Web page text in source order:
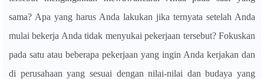
sama? Apa yang harus Anda lakukan jika ternyata setelah Anda
mulai bekerja Anda tidak menyukai pekerjaan tersebut? Fokuskan
pada satu atau beberapa pekerjaan yang ingin Anda kerjakan dan
di perusahaan yang sesuai dengan nilai-nilai dan budaya yang